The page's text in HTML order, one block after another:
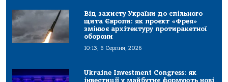
Від захисту України до спільного
щита Європи: як проєкт «Фрея»
змінює архітектуру протиракетної
оборони
10:13, 6 Серпня, 2026
Ukraine Investment Congress: як
інвестиції у майбутнє формують нові